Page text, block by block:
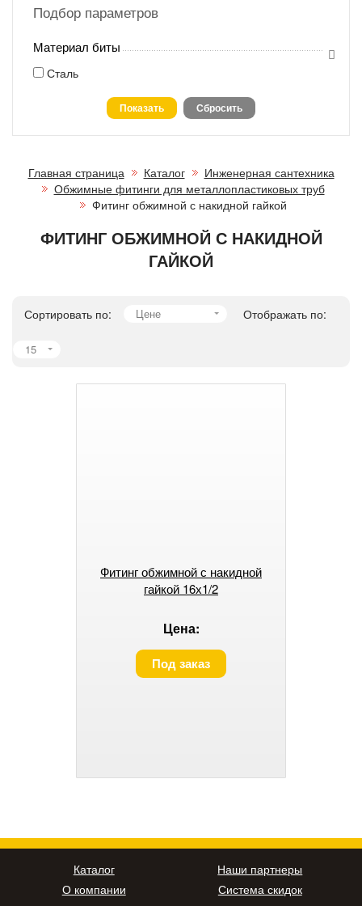
Подбор параметров
Материал биты
Сталь
Главная страница Каталог
Инженерная сантехника
Обжимные фитинги для металлопластиковых труб
Фитинг обжимной с накидной гайкой
ФИТИНГ ОБЖИМНОЙ С НАКИДНОЙ
ГАЙКОЙ
Сортировать по: Цене Отображать по:
15
Фитинг обжимной с накидной
гайкой 16х1/2
Цена:
Под заказ
Каталог
О компании
Наши партнеры
Система скидок